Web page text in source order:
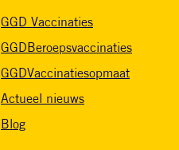
GGD Vaccinaties
GGDBeroepsvaccinaties
GGDVaccinatiesopmaat
Actueel nieuws
Blog